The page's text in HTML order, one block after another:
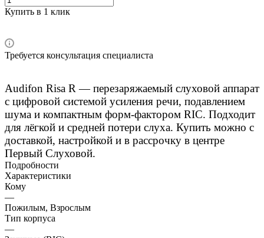
Купить в 1 клик
Требуется консультация специалиста
Audifon Risa R — перезаряжаемый слуховой аппарат
с цифровой системой усиления речи, подавлением
шума и компактным форм-фактором RIC. Подходит
для лёгкой и средней потери слуха. Купить можно с
доставкой, настройкой и в рассрочку в центре
Первый Слуховой.
Подробности
Характеристики
Кому
—
Пожилым, Взрослым
Тип корпуса
—